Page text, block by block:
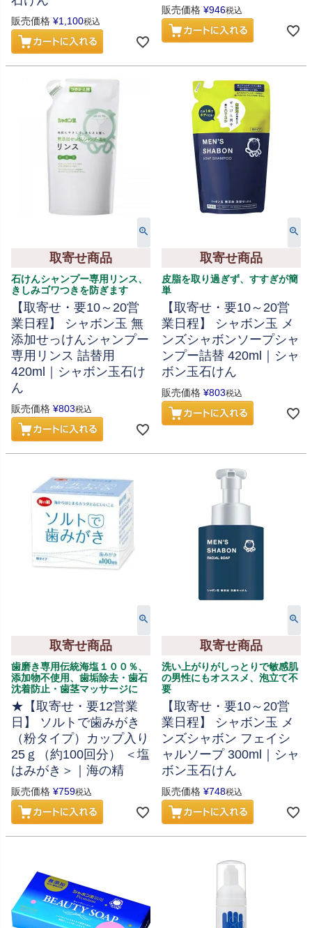
販売価格 ¥1,100税込
販売価格 ¥946税込
取寄せ商品
石けんシャンプー専用リンス、
きしみゴワつきを防ぎます
【取寄せ・要10～20営
業日程】 シャボン玉 無
添加せっけんシャンプー
専用リンス 詰替用
420ml｜シャボン玉石け
ん
販売価格 ¥803税込
取寄せ商品
皮脂を取り過ぎず、すすぎが簡
単
【取寄せ・要10～20営
業日程】 シャボン玉 メ
ンズシャボンソープシャ
ンプー詰替 420ml｜シャ
ボン玉石けん
販売価格 ¥803税込
取寄せ商品
歯磨き専用伝統海塩１００％、
添加物不使用、歯垢除去・歯石
沈着防止・歯茎マッサージに
★【取寄せ・要12営業
日】 ソルトで歯みがき
（粉タイプ）カップ入り
25ｇ（約100回分） ＜塩
はみがき＞｜海の精
販売価格 ¥759税込
取寄せ商品
洗い上がりがしっとりで敏感肌
の男性にもオススメ、泡立て不
要
【取寄せ・要10～20営
業日程】 シャボン玉 メ
ンズシャボン フェイシ
ャルソープ 300ml｜シャ
ボン玉石けん
販売価格 ¥748税込